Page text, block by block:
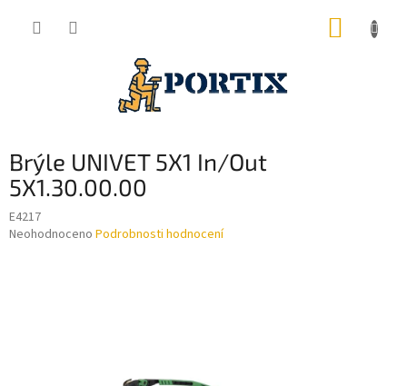
Brýle UNIVET 5X1 In/Out
5X1.30.00.00
E4217
Průměrné
Neohodnoceno Podrobnosti hodnocení